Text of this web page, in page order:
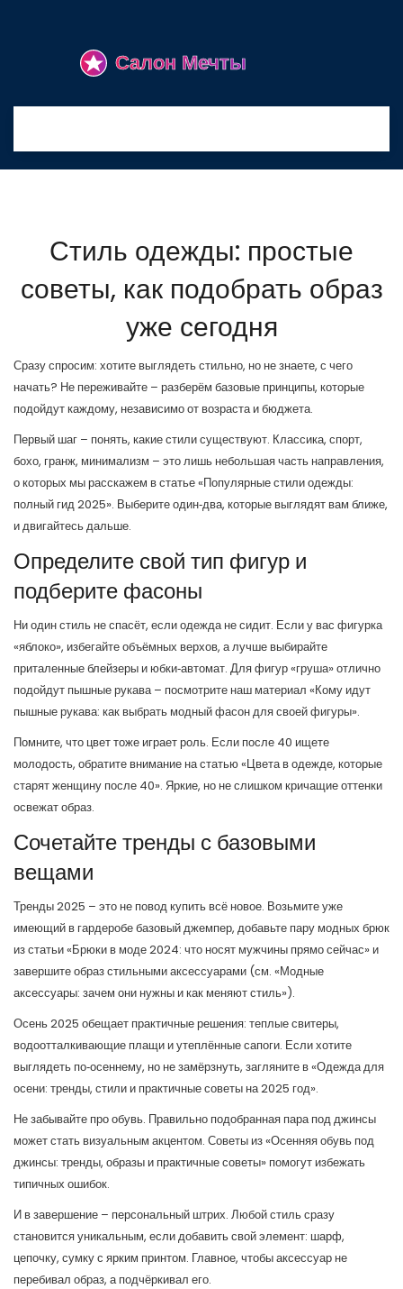
Стиль одежды: простые
советы, как подобрать образ
уже сегодня
Сразу спросим: хотите выглядеть стильно, но не знаете, с чего
начать? Не переживайте – разберём базовые принципы, которые
подойдут каждому, независимо от возраста и бюджета.
Первый шаг – понять, какие стили существуют. Классика, спорт,
бохо, гранж, минимализм – это лишь небольшая часть направления,
о которых мы расскажем в статье «Популярные стили одежды:
полный гид 2025». Выберите один‑два, которые выглядят вам ближе,
и двигайтесь дальше.
Определите свой тип фигур и
подберите фасоны
Ни один стиль не спасёт, если одежда не сидит. Если у вас фигурка
«яблоко», избегайте объёмных верхов, а лучше выбирайте
приталенные блейзеры и юбки‑автомат. Для фигур «груша» отлично
подойдут пышные рукава – посмотрите наш материал «Кому идут
пышные рукава: как выбрать модный фасон для своей фигуры».
Помните, что цвет тоже играет роль. Если после 40 ищете
молодость, обратите внимание на статью «Цвета в одежде, которые
старят женщину после 40». Яркие, но не слишком кричащие оттенки
освежат образ.
Сочетайте тренды с базовыми
вещами
Тренды 2025 – это не повод купить всё новое. Возьмите уже
имеющий в гардеробе базовый джемпер, добавьте пару модных брюк
из статьи «Брюки в моде 2024: что носят мужчины прямо сейчас» и
завершите образ стильными аксессуарами (см. «Модные
аксессуары: зачем они нужны и как меняют стиль»).
Осень 2025 обещает практичные решения: теплые свитеры,
водоотталкивающие плащи и утеплённые сапоги. Если хотите
выглядеть по‑осеннему, но не замёрзнуть, загляните в «Одежда для
осени: тренды, стили и практичные советы на 2025 год».
Не забывайте про обувь. Правильно подобранная пара под джинсы
может стать визуальным акцентом. Советы из «Осенняя обувь под
джинсы: тренды, образы и практичные советы» помогут избежать
типичных ошибок.
И в завершение – персональный штрих. Любой стиль сразу
становится уникальным, если добавить свой элемент: шарф,
цепочку, сумку с ярким принтом. Главное, чтобы аксессуар не
перебивал образ, а подчёркивал его.